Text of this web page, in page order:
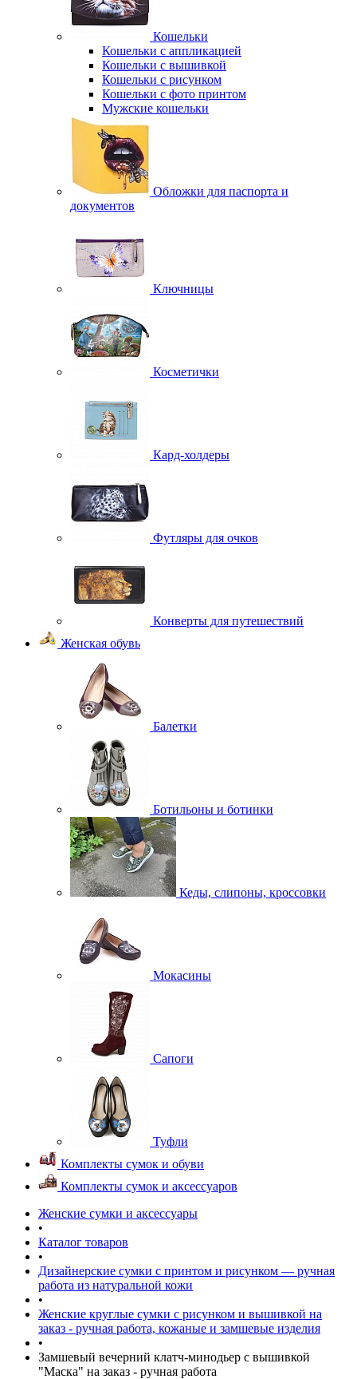
Кошельки
Кошельки с аппликацией
Кошельки с вышивкой
Кошельки с рисунком
Кошельки с фото принтом
Мужские кошельки
Обложки для паспорта и
документов
Ключницы
Косметички
Кард-холдеры
Футляры для очков
Конверты для путешествий
Женская обувь
Балетки
Ботильоны и ботинки
Кеды, слипоны, кроссовки
Мокасины
Сапоги
Туфли
Комплекты сумок и обуви
Комплекты сумок и аксессуаров
Женские сумки и аксессуары
•
Каталог товаров
•
Дизайнерские сумки с принтом и рисунком — ручная
работа из натуральной кожи
•
Женские круглые сумки c рисунком и вышивкой на
заказ - ручная работа, кожаные и замшевые изделия
•
Замшевый вечерний клатч-минодьер с вышивкой
"Маска" на заказ - ручная работа